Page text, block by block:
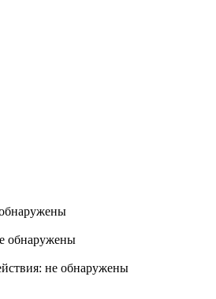
обнаружены
не обнаружены